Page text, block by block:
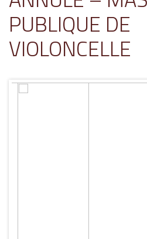
PUBLIQUE DE
VIOLONCELLE